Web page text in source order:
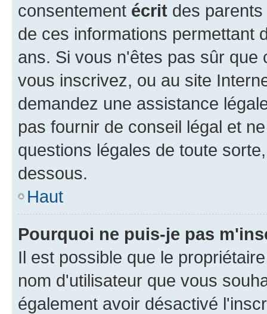
consentement écrit des
de ces informations permettant
ans. Si vous n'êtes pas sûr
vous inscrivez, ou au site
demandez une assistance
pas fournir de conseil légal et
questions légales de toute
dessous.
Haut
Pourquoi ne puis-je pas
Il est possible que le
nom d'utilisateur que vous
également avoir désactivé